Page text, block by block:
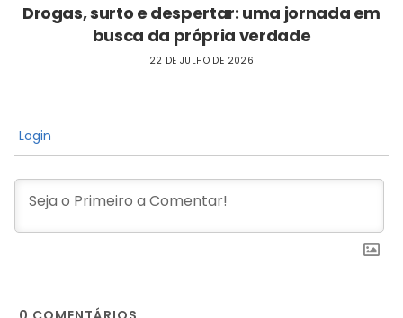
Drogas, surto e despertar: uma jornada em
busca da própria verdade
22 DE JULHO DE 2026
Login